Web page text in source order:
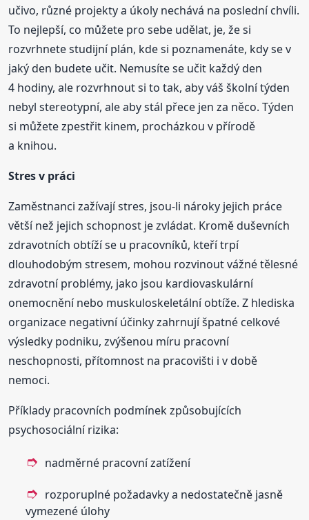
učivo, různé projekty a úkoly nechává na poslední chvíli.
To nejlepší, co můžete pro sebe udělat, je, že si
rozvrhnete studijní plán, kde si poznamenáte, kdy se v
jaký den budete učit. Nemusíte se učit každý den
4 hodiny, ale rozvrhnout si to tak, aby váš školní týden
nebyl stereotypní, ale aby stál přece jen za něco. Týden
si můžete zpestřit kinem, procházkou v přírodě
a knihou.
Stres v práci
Zaměstnanci zažívají stres, jsou-li nároky jejich práce
větší než jejich schopnost je zvládat. Kromě duševních
zdravotních obtíží se u pracovníků, kteří trpí
dlouhodobým stresem, mohou rozvinout vážné tělesné
zdravotní problémy, jako jsou kardiovaskulární
onemocnění nebo muskuloskeletální obtíže. Z hlediska
organizace negativní účinky zahrnují špatné celkové
výsledky podniku, zvýšenou míru pracovní
neschopnosti, přítomnost na pracovišti i v době
nemoci.
Příklady pracovních podmínek způsobujících
psychosociální rizika:
nadměrné pracovní zatížení
rozporuplné požadavky a nedostatečně jasně
vymezené úlohy